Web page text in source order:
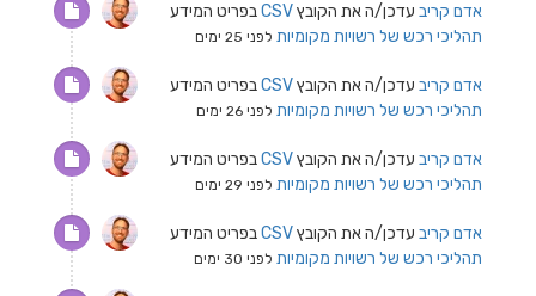
אדם קריב עדכן/ה את הקובץCSVבפריט המידע
תהליכי רכש של רשויות מקומיות לפני 25 ימים
אדם קריב עדכן/ה את הקובץCSVבפריט המידע
תהליכי רכש של רשויות מקומיות לפני 26 ימים
אדם קריב עדכן/ה את הקובץCSVבפריט המידע
תהליכי רכש של רשויות מקומיות לפני 29 ימים
אדם קריב עדכן/ה את הקובץCSVבפריט המידע
תהליכי רכש של רשויות מקומיות לפני 30 ימים